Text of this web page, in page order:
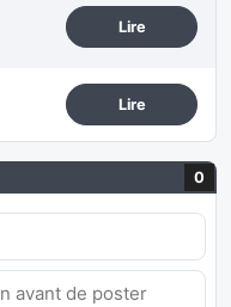
Lire
Lire
0